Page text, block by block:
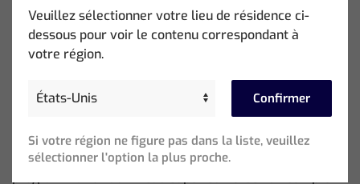
Training
Se perfectionner avec ChamSys
La ChamSys Training Academy vous offre tout ce dont
vous avez besoin pour passer vos connaissances en
Veuillez sélectionner votre lieu de résidence ci-
dessous pour voir le contenu correspondant à
votre région.
Confirmer
Si votre région ne figure pas dans la liste, veuillez
sélectionner l'option la plus proche.